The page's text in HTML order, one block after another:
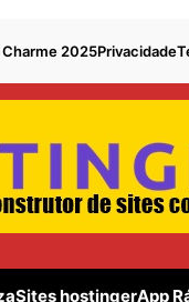
Charme 2025Privacidade
Sites hostingerApp